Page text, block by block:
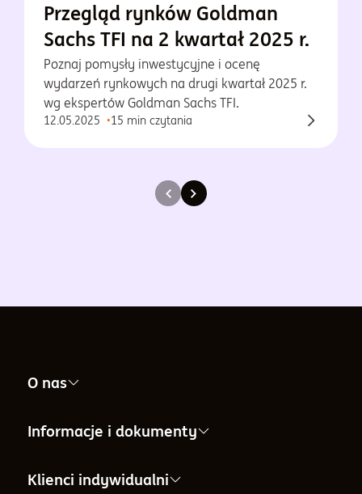
Przegląd rynków Goldman
Sachs TFI na 2 kwartał 2025 r.
Poznaj pomysły inwestycyjne i ocenę
wydarzeń rynkowych na drugi kwartał 2025 r.
wg ekspertów Goldman Sachs TFI.
12.05.2025 15 min czytania
O nas
Nasza firma
Informacje i dokumenty
Informacje i dokumenty
Klienci indywidualni